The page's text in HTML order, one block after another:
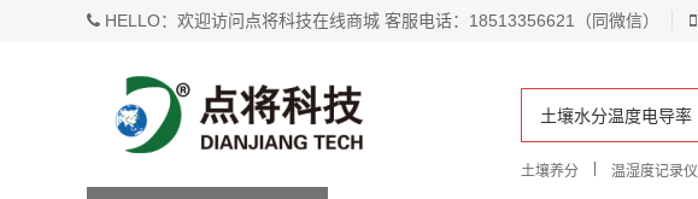
HELLO：欢迎访问点将科技在线商城 客服电话：18513356621（同微信）
土壤养分 温湿度记录仪